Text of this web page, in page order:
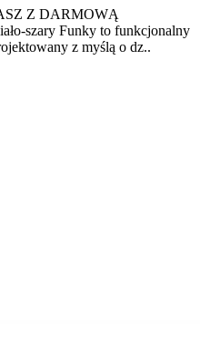
Z DARMOWĄ
szary Funky to funkcjonalny
z myślą o dz..